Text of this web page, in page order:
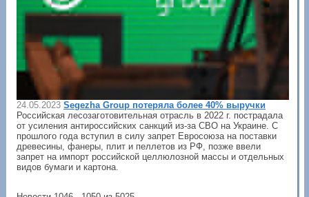
24.05.2023 Segezha Group потеряла более 40% выручки
Российская лесозаготовительная отрасль в 2022 г. пострадала
от усиления антироссийских санкций из-за СВО на Украине. С
прошлого года вступил в силу запрет Евросоюза на поставки
древесины, фанеры, плит и пеллетов из РФ, позже ввели
запрет на импорт российской целлюлозной массы и отдельных
видов бумаги и картона.